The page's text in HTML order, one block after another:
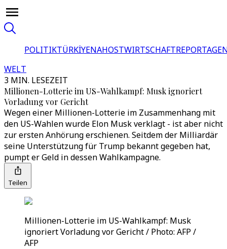
POLITIKTÜRKİYENAHOSTWIRTSCHAFT
WELT
3 MIN. LESEZEIT
Millionen-Lotterie im US-Wahlkampf: Musk ignoriert
Vorladung vor Gericht
Wegen einer Millionen-Lotterie im Zusammenhang mit
den US-Wahlen wurde Elon Musk verklagt - ist aber nicht
zur ersten Anhörung erschienen. Seitdem der Milliardär
seine Unterstützung für Trump bekannt gegeben hat,
pumpt er Geld in dessen Wahlkampagne.
Teilen
Millionen-Lotterie im US-Wahlkampf: Musk
ignoriert Vorladung vor Gericht / Photo: AFP /
AFP